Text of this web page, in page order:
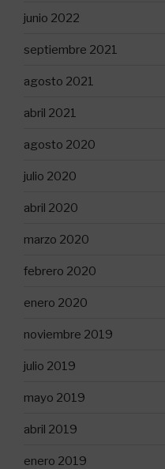
junio 2022
septiembre 2021
agosto 2021
abril 2021
agosto 2020
julio 2020
abril 2020
marzo 2020
febrero 2020
enero 2020
noviembre 2019
julio 2019
mayo 2019
abril 2019
enero 2019